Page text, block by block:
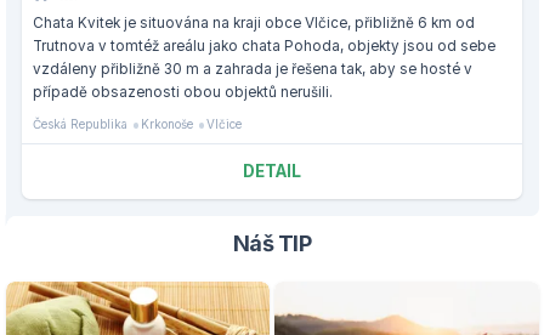
Chata Kvitek je situována na kraji obce Vlčice, přibližně 6 km od
Trutnova v tomtéž areálu jako chata Pohoda, objekty jsou od sebe
vzdáleny přibližně 30 m a zahrada je řešena tak, aby se hosté v
případě obsazenosti obou objektů nerušili.
Česká Republika Krkonoše Vlčice
DETAIL
Náš TIP